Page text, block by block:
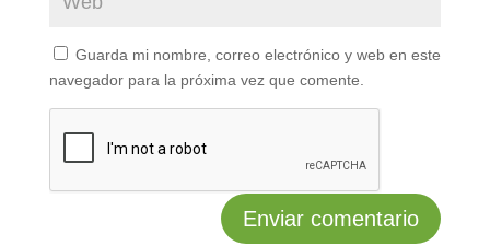
Guarda mi nombre, correo electrónico y web en este
navegador para la próxima vez que comente.